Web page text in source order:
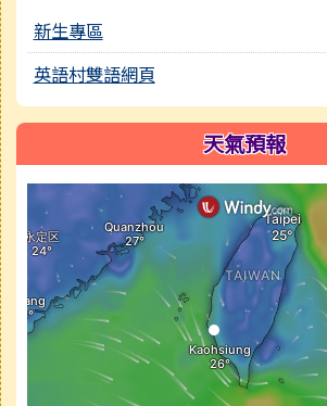
新生專區
英語村雙語網頁
天氣預報